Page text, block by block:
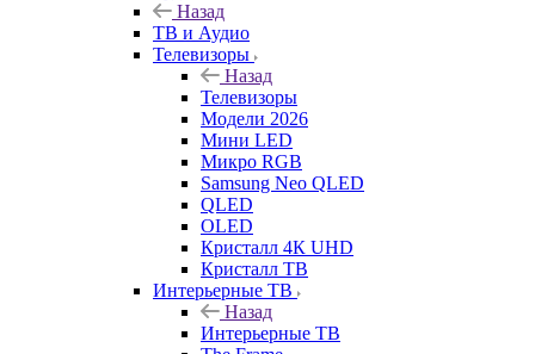
Назад
ТВ и Аудио
Телевизоры
Назад
Телевизоры
Модели 2026
Мини LED
Микро RGB
Samsung Neo QLED
QLED
OLED
Кристалл 4К UHD
Кристалл ТВ
Интерьерные ТВ
Назад
Интерьерные ТВ